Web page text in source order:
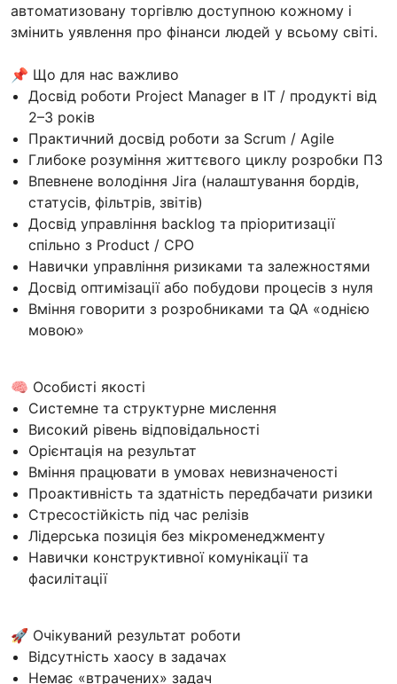
автоматизовану торгівлю доступною кожному і
змінить уявлення про фінанси людей у всьому світі.
📌 Що для нас важливо
Досвід роботи Project Manager в IT / продукті від
2–3 років
Практичний досвід роботи за Scrum / Agile
Глибоке розуміння життєвого циклу розробки ПЗ
Впевнене володіння Jira (налаштування бордів,
статусів, фільтрів, звітів)
Досвід управління backlog та пріоритизації
спільно з Product / CPO
Навички управління ризиками та залежностями
Досвід оптимізації або побудови процесів з нуля
Вміння говорити з розробниками та QA «однією
мовою»
🧠 Особисті якості
Системне та структурне мислення
Високий рівень відповідальності
Орієнтація на результат
Вміння працювати в умовах невизначеності
Проактивність та здатність передбачати ризики
Стресостійкість під час релізів
Лідерська позиція без мікроменеджменту
Навички конструктивної комунікації та
фасилітації
🚀 Очікуваний результат роботи
Відсутність хаосу в задачах
Немає «втрачених» задач